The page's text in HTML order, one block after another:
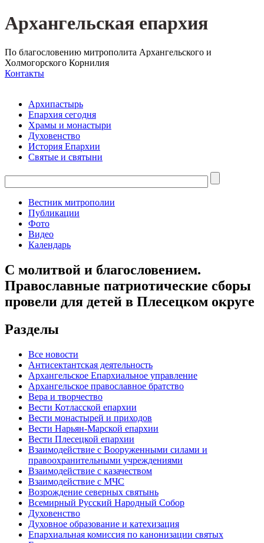
Архангельская епархия
По благословению митрополита Архангельского и
Холмогорского Корнилия
Контакты
Архипастырь
Епархия сегодня
Храмы и монастыри
Духовенство
История Епархии
Святые и святыни
Вестник митрополии
Публикации
Фото
Видео
Календарь
С молитвой и благословением.
Православные патриотические сборы
провели для детей в Плесецком округе
Разделы
Все новости
Антисектантская деятельность
Архангельское Епархиальное управление
Архангельское православное братство
Вера и творчество
Вести Котласской епархии
Вести монастырей и приходов
Вести Нарьян-Марской епархии
Вести Плесецкой епархии
Взаимодействие с Вооруженными силами и
правоохранительными учреждениями
Взаимодействие с казачеством
Взаимодействие с МЧС
Возрождение северных святынь
Всемирный Русский Народный Собор
Духовенство
Духовное образование и катехизация
Епархиальная комиссия по канонизации святых